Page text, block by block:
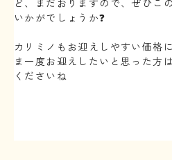
いかがでしょうか❓
カリミノもお迎えしやすい価格
ま一度お迎えしたいと思った方
くださいね